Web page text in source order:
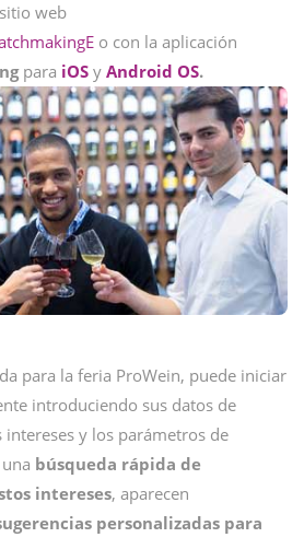
web
o con la aplicación
para iOS y Android OS.
para la feria ProWein, puede iniciar
introduciendo sus datos de
intereses y los parámetros de
búsqueda rápida de
intereses, aparecen
personalizadas para